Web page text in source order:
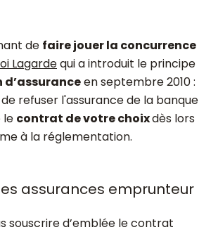
de faire jouer la concurrence
Lagardequi a introduit le principe
en septembre 2010 :
refuser l'assurance de la banque
le contrat de votre choixdès lors
à la réglementation.
assurances emprunteur
souscrire d’emblée le contrat